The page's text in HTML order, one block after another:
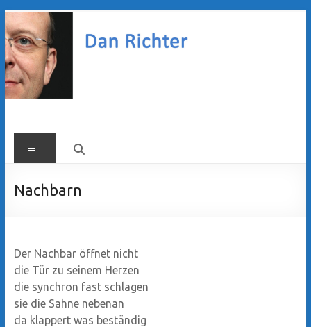
Zum
Inhalt
springen
Dan
Richter
Menü
Nachbarn
Der Nachbar öffnet nicht
die Tür zu seinem Herzen
die synchron fast schlagen
sie die Sahne nebenan
da klappert was beständig